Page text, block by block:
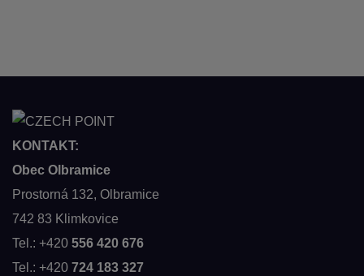
KONTAKT:
Obec Olbramice
Prostorná 132, Olbramice
742 83 Klimkovice
Tel.: +420 556 420 676
Tel.: +420 724 183 327